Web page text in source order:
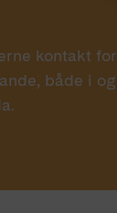
kontakt for
både i og